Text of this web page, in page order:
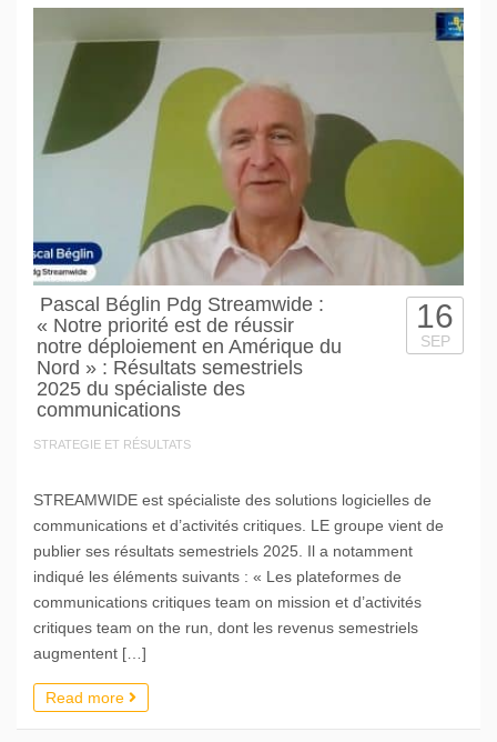
Pascal Béglin Pdg Streamwide :
« Notre priorité est de réussir
notre déploiement en Amérique du
Nord » : Résultats semestriels
2025 du spécialiste des
communications
STRATEGIE ET RÉSULTATS
16
SEP
STREAMWIDE est spécialiste des solutions logicielles de
communications et d’activités critiques. LE groupe vient de
publier ses résultats semestriels 2025. Il a notamment
indiqué les éléments suivants : « Les plateformes de
communications critiques team on mission et d’activités
critiques team on the run, dont les revenus semestriels
augmentent […]
Read more